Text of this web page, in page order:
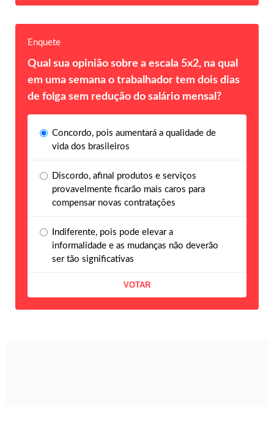
Enquete
Qual sua opinião sobre a escala 5x2, na qual
em uma semana o trabalhador tem dois dias
de folga sem redução do salário mensal?
Concordo, pois aumentará a qualidade de
vida dos brasileiros
Discordo, afinal produtos e serviços
provavelmente ficarão mais caros para
compensar novas contratações
Indiferente, pois pode elevar a
informalidade e as mudanças não deverão
ser tão significativas